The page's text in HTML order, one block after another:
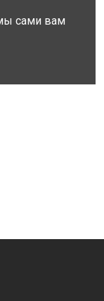
сами вам